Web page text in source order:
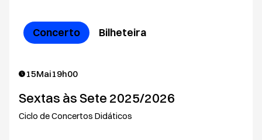
Concerto Bilheteira
15Mai19h00
Sextas às Sete 2025/2026
Ciclo de Concertos Didáticos